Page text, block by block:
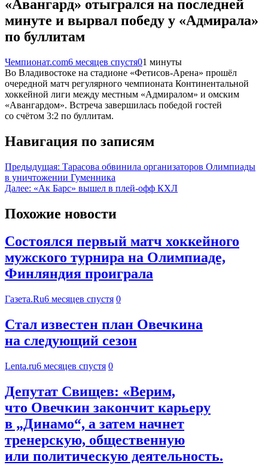
«Авангард» отыгрался на последней
минуте и вырвал победу у «Адмирала»
по буллитам
Чемпионат.com6 месяцев спустя01 минуты
Во Владивостоке на стадионе «Фетисов-Арена» прошёл
очередной матч регулярного чемпионата Континентальной
хоккейной лиги между местным «Адмиралом» и омским
«Авангардом». Встреча завершилась победой гостей
со счётом 3:2 по буллитам.
Навигация по записям
Предыдущая: Тарасова обвинила организаторов Олимпиады
в уничтожении Гуменника
Далее: «Ак Барс» вышел в плей‑офф КХЛ
Похожие новости
Состоялся первый матч хоккейного
мужского турнира на Олимпиаде,
Финляндия проиграла
Газета.Ru6 месяцев спустя 0
Стал известен план Овечкина
на следующий сезон
Lenta.ru6 месяцев спустя 0
Депутат Свищев: «Верим,
что Овечкин закончит карьеру
в „Динамо“, а затем начнет
тренерскую, общественную
или политическую деятельность.